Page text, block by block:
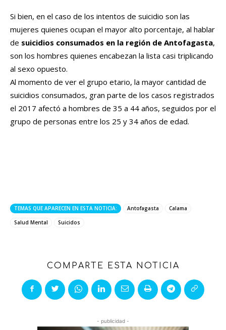
Si bien, en el caso de los intentos de suicidio son las
mujeres quienes ocupan el mayor alto porcentaje, al hablar
de suicidios consumados en la región de Antofagasta,
son los hombres quienes encabezan la lista casi triplicando
al sexo opuesto.
Al momento de ver el grupo etario, la mayor cantidad de
suicidios consumados, gran parte de los casos registrados
el 2017 afectó a hombres de 35 a 44 años, seguidos por el
grupo de personas entre los 25 y 34 años de edad.
TEMAS QUE APARECEN EN ESTA NOTICIA: Antofagasta
Calama
Salud Mental
Suicidos
COMPARTE ESTA NOTICIA
- publicidad -